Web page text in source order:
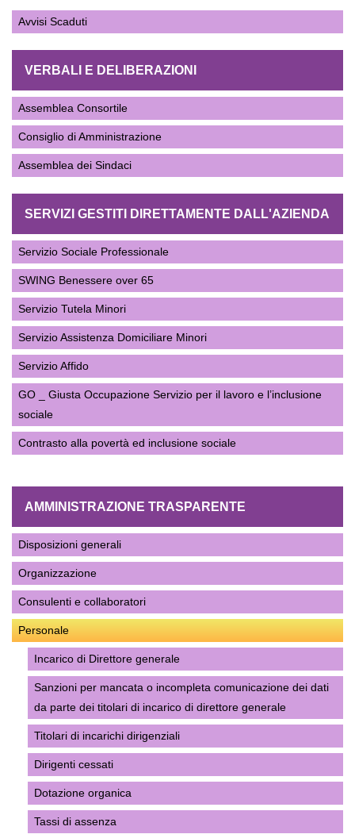
Avvisi Scaduti
VERBALI E DELIBERAZIONI
Assemblea Consortile
Consiglio di Amministrazione
Assemblea dei Sindaci
SERVIZI GESTITI DIRETTAMENTE DALL'AZIENDA
Servizio Sociale Professionale
SWING Benessere over 65
Servizio Tutela Minori
Servizio Assistenza Domiciliare Minori
Servizio Affido
GO _ Giusta Occupazione Servizio per il lavoro e l’inclusione
sociale
Contrasto alla povertà ed inclusione sociale
AMMINISTRAZIONE TRASPARENTE
Disposizioni generali
Organizzazione
Consulenti e collaboratori
Personale
Incarico di Direttore generale
Sanzioni per mancata o incompleta comunicazione dei dati
da parte dei titolari di incarico di direttore generale
Titolari di incarichi dirigenziali
Dirigenti cessati
Dotazione organica
Tassi di assenza